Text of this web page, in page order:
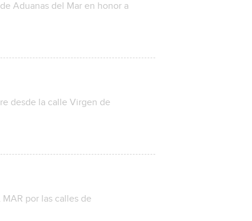
Aduanas del Mar en honor a
desde la calle Virgen de
MAR por las calles de